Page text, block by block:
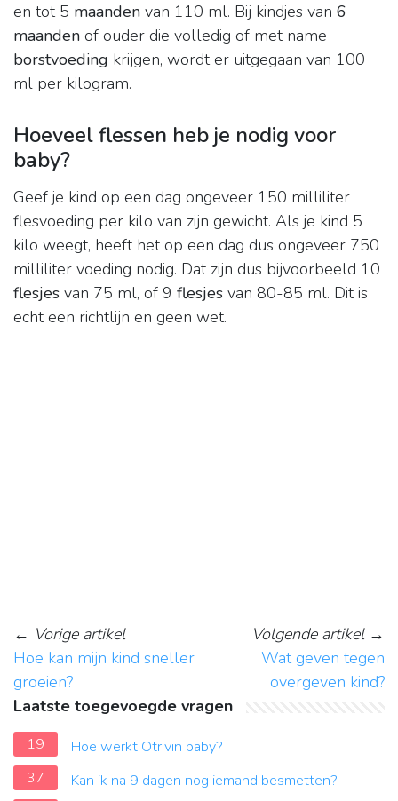
en tot 5 maanden van 110 ml. Bij kindjes van 6
maanden of ouder die volledig of met name
borstvoeding krijgen, wordt er uitgegaan van 100
ml per kilogram.
Hoeveel flessen heb je nodig voor
baby?
Geef je kind op een dag ongeveer 150 milliliter
flesvoeding per kilo van zijn gewicht. Als je kind 5
kilo weegt, heeft het op een dag dus ongeveer 750
milliliter voeding nodig. Dat zijn dus bijvoorbeeld 10
flesjes van 75 ml, of 9 flesjes van 80-85 ml. Dit is
echt een richtlijn en geen wet.
← Vorige artikel
Hoe kan mijn kind sneller
groeien?
Volgende artikel→
Wat geven tegen
overgeven kind?
Laatste toegevoegde vragen
19
Hoe werkt Otrivin baby?
37
Kan ik na 9 dagen nog iemand besmetten?